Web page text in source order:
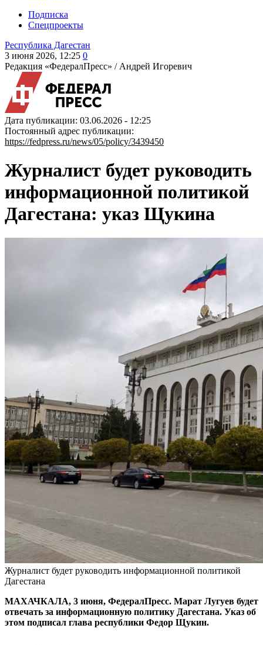
Подписка
Спецпроекты
Республика Дагестан
3 июня 2026, 12:25 0
Редакция «ФедералПресс» / Андрей Игоревич
Дата публикации: 03.06.2026 - 12:25
Постоянный адрес публикации:
https://fedpress.ru/news/05/policy/3439450
Журналист будет руководить
информационной политикой
Дагестана: указ Щукина
Журналист будет руководить информационной политикой
Дагестана
МАХАЧКАЛА, 3 июня, ФедералПресс. Марат Лугуев будет
отвечать за информационную политику Дагестана. Указ об
этом подписал глава республики Федор Щукин.